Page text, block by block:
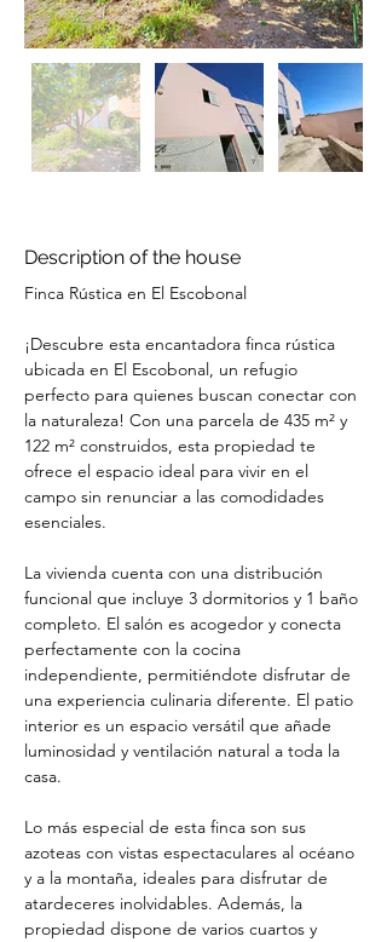
Description of the house
Finca Rústica en El Escobonal
¡Descubre esta encantadora finca rústica
ubicada en El Escobonal, un refugio
perfecto para quienes buscan conectar con
la naturaleza! Con una parcela de 435 m² y
122 m² construidos, esta propiedad te
ofrece el espacio ideal para vivir en el
campo sin renunciar a las comodidades
esenciales.
La vivienda cuenta con una distribución
funcional que incluye 3 dormitorios y 1 baño
completo. El salón es acogedor y conecta
perfectamente con la cocina
independiente, permitiéndote disfrutar de
una experiencia culinaria diferente. El patio
interior es un espacio versátil que añade
luminosidad y ventilación natural a toda la
casa.
Lo más especial de esta finca son sus
azoteas con vistas espectaculares al océano
y a la montaña, ideales para disfrutar de
atardeceres inolvidables. Además, la
propiedad dispone de varios cuartos y